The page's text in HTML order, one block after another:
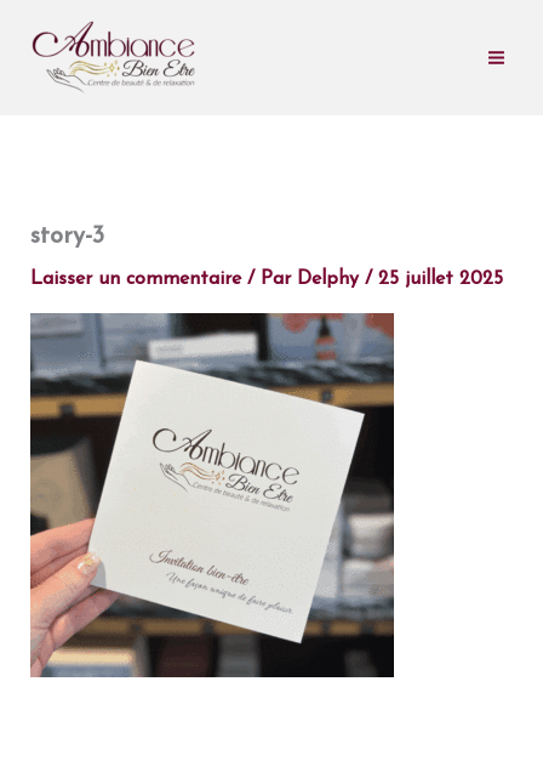
contenu
story-3
Laisser un commentaire / Par Delphy / 25 juillet 2025